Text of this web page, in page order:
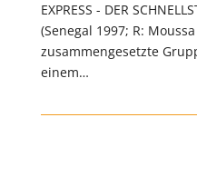
EXPRESS - DER
(Senegal 1997; R:
zusammengesetzte
einem…